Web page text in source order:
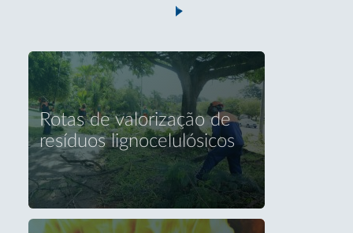
Rotas de valorização de
resíduos lignocelulósicos